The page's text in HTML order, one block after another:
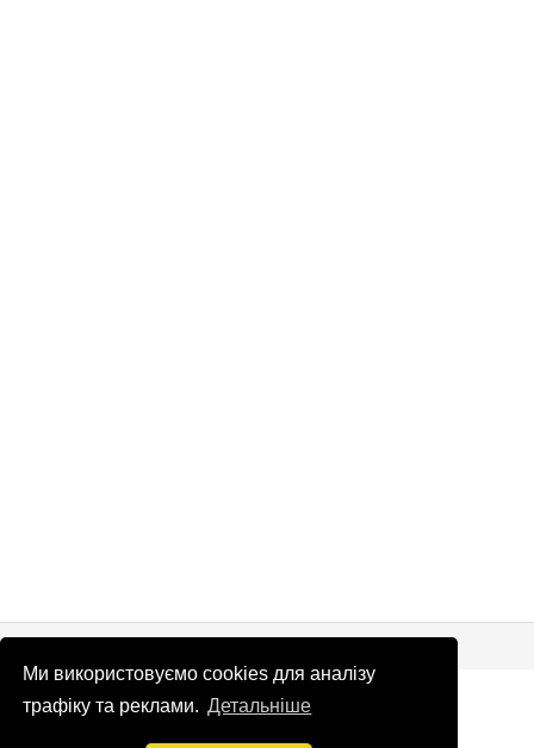
Ми використовуємо cookies для аналізу
трафіку та реклами. Детальніше
© Патріоти України 2026
Правова інформація
info @patrioty.org.ua